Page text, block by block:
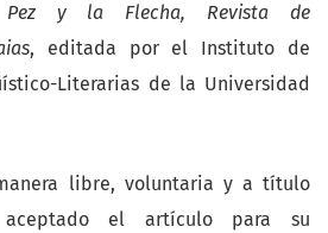
y la Flecha, Revista de
, editada por el Instituto de
Literarias de la Universidad
libre, voluntaria y a título
el artículo para su